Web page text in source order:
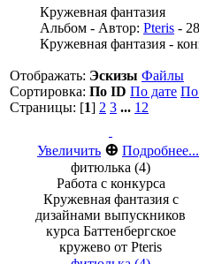
Кружевная фантазия
Альбом - Автор: Pteris -
Кружевная фантазия -
Отображать: Эскизы Файлы
Сортировка: По ID По дате По
Страницы: [1] 2 3 ... 12
Увеличить ⊕ Подробнее...
фитюлька (4)
Работа с конкурса
Кружевная фантазия с
дизайнами выпускников
курса Баттенбергское
кружево от Pteris